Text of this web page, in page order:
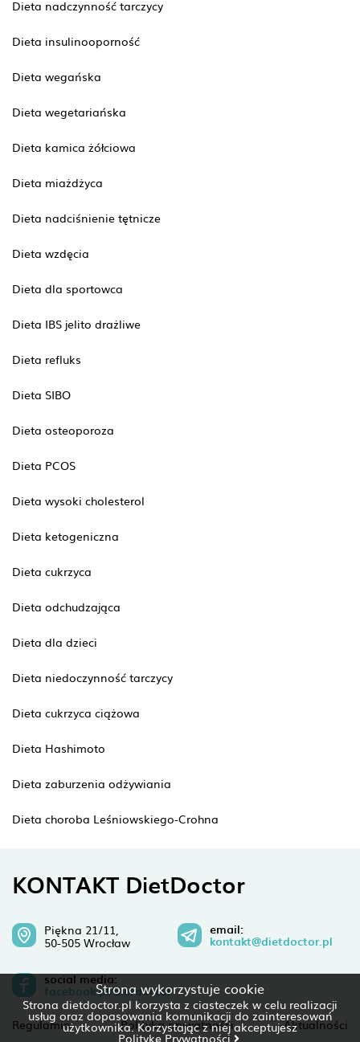
Strona wykorzystuje cookie
Strona dietdoctor.pl korzysta z ciasteczek w celu realizacji
usług oraz dopasowania komunikacji do zainteresowań
użytkownika. Korzystając z niej akceptujesz
Politykę Prywatności
Dieta nadczynność tarczycy
Dieta insulinooporność
Dieta wegańska
Dieta wegetariańska
Dieta kamica żółciowa
Dieta miażdżyca
Dieta nadciśnienie tętnicze
Dieta wzdęcia
Dieta dla sportowca
Dieta IBS jelito drażliwe
Dieta refluks
Dieta SIBO
Dieta osteoporoza
Dieta PCOS
Dieta wysoki cholesterol
Dieta ketogeniczna
Dieta cukrzyca
Dieta odchudzająca
Dieta dla dzieci
Dieta niedoczynność tarczycy
Dieta cukrzyca ciążowa
Dieta Hashimoto
Dieta zaburzenia odżywiania
Dieta choroba Leśniowskiego-Crohna
KONTAKT DietDoctor
Piękna 21/11,
50-505 Wrocław
email:
kontakt@dietdoctor.pl
social media:
facebook.pl/dietdoctor
Regulamin Polityka prywatności Aktualności